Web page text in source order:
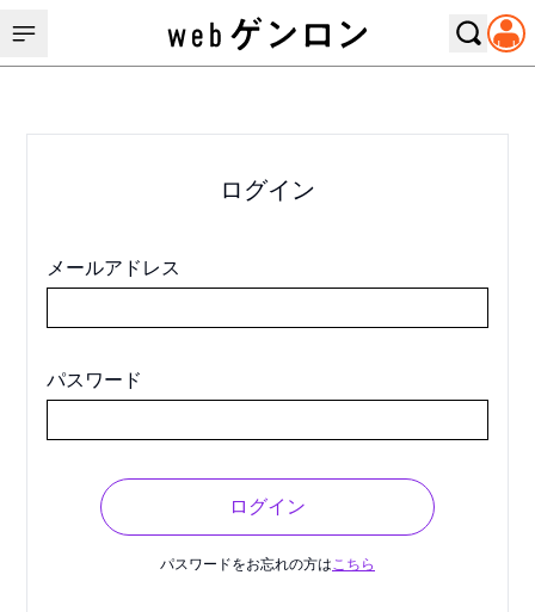
ログイン
メールアドレス
パスワード
ログイン
パスワードをお忘れの方はこちら